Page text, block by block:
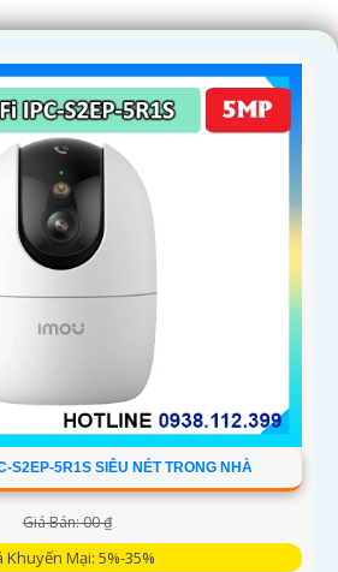
S2EP-5R1S SIÊU NÉT TRONG NHÀ
Giá Bán: 00 ₫
Khuyến Mại: 5%-35%